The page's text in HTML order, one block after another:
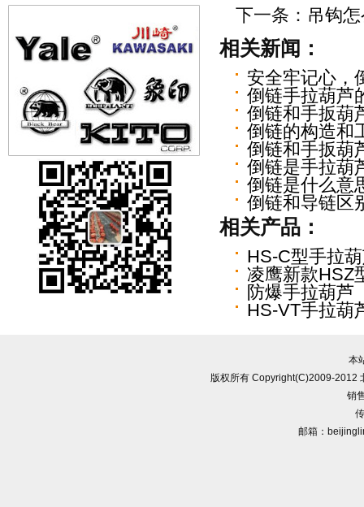
下一条： 吊钩
相关新闻：
安全牢记心，
倒链手拉葫芦
倒链和手扳葫
倒链的构造和
倒链和手扳葫
倒链是手拉葫
倒链是什么意
倒链和导链区
相关产品：
HS-C型手拉
凌鹰新款HSZ
防爆手拉葫芦
HS-VT手拉葫
本
版权所有 Copyright(C)2009-2012
销
邮箱：